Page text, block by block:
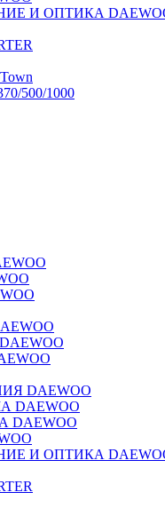
И ОПТИКА
500/1000
DAEWOO
И ОПТИКА